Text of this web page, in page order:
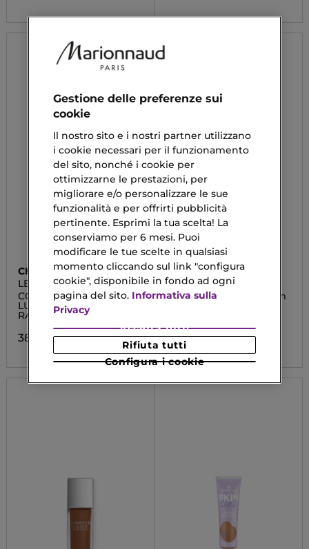
CHANEL
LES BEIGES
CORRECTEUR SÉRUM
LUMINOSITÀ EFFETTO
RADIOSO E NATURALE
38,17 €
GUERLAIN
ABEILLE ROYALE
Youth Watery Oil Serum
Gestione delle preferenze sui
cookie
Il nostro sito e i nostri partner utilizzano
i cookie necessari per il funzionamento
del sito, nonché i cookie per
ottimizzarne le prestazioni, per
migliorare e/o personalizzare le sue
funzionalità e per offrirti pubblicità
pertinente. Esprimi la tua scelta! La
conserviamo per 6 mesi. Puoi
modificare le tue scelte in qualsiasi
momento cliccando sul link "configura
cookie", disponibile in fondo ad ogni
pagina del sito. Informativa sulla
Privacy
Configura i cookie
Rifiuta tutti
Accetta tutti